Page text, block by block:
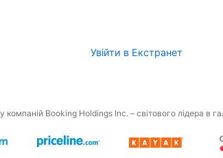
Увійти в Екстранет
компаній Booking Holdings Inc. – світового лідера в